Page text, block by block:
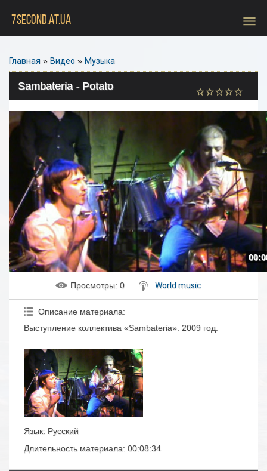
7SECOND.AT.UA menu
Главная » Видео » Музыка
Sambateria - Potato
Просмотры: 0 World music
Описание материала:
Выступление коллектива «Sambateria». 2009 год.
Язык: Русский
Длительность материала: 00:08:34